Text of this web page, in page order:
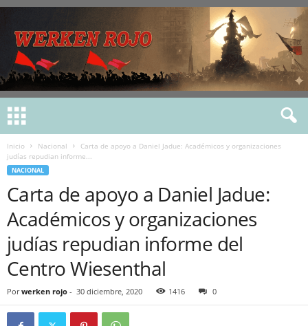
Inicio Nacional
Carta de apoyo a Daniel Jadue: Académicos y organizaciones
judías repudian informe...
NACIONAL
Carta de apoyo a Daniel Jadue:
Académicos y organizaciones
judías repudian informe del
Centro Wiesenthal
Por werken rojo - 30 diciembre, 2020 1416 0